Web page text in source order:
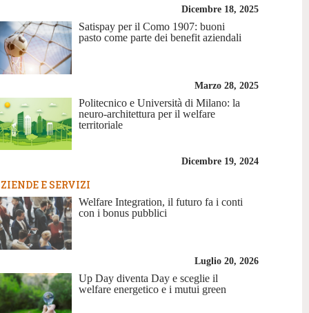
Dicembre 18, 2025
Satispay per il Como 1907: buoni
pasto come parte dei benefit aziendali
Marzo 28, 2025
Politecnico e Università di Milano: la
neuro-architettura per il welfare
territoriale
Dicembre 19, 2024
E SERVIZI
Welfare Integration, il futuro fa i conti
con i bonus pubblici
Luglio 20, 2026
Up Day diventa Day e sceglie il
welfare energetico e i mutui green